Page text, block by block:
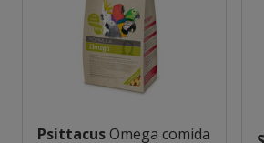
PsittacusOmega comida